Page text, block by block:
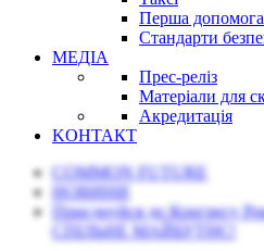
Перша допомога
Стандарти
МЕДІА
Прес-реліз
Матеріали для
Акредитація
KОНТАКТ
COMMON FUTURE
НОВИНИ
Приєднуйся до Конгресу
СПІЛЬНЕ МАЙБУТНЄ!